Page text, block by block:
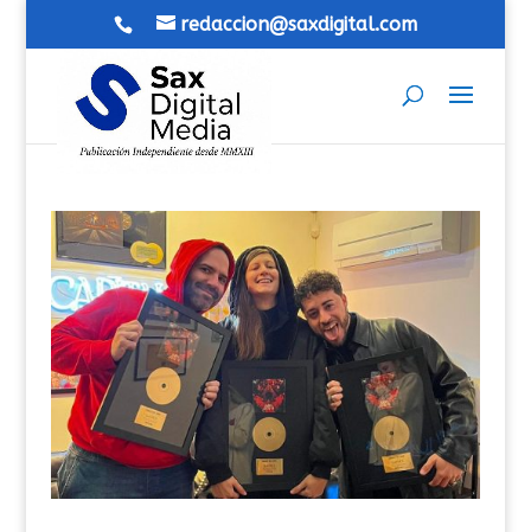
redaccion@saxdigital.com